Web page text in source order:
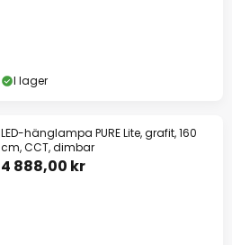
I lager
LED-hänglampa PURE Lite, grafit, 160
cm, CCT, dimbar
4 888,00 kr